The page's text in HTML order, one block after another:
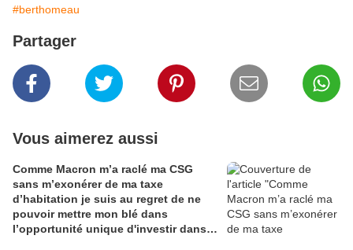
#berthomeau
Partager
Vous aimerez aussi
Comme Macron m’a raclé ma CSG
sans m’exonérer de ma taxe
d’habitation je suis au regret de ne
pouvoir mettre mon blé dans
l’opportunité unique d'investir dans